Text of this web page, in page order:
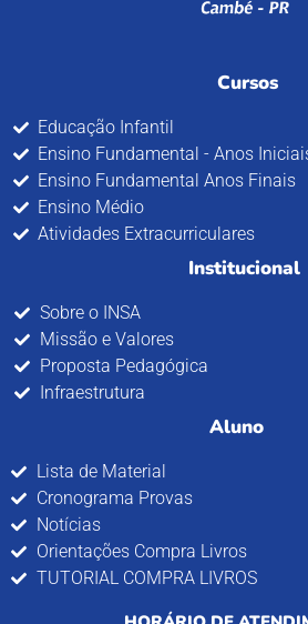
Cursos
Educação Infantil
Ensino Fundamental - Anos
Ensino Fundamental Anos Finais
Ensino Médio
Atividades Extracurriculares
Institucional
Sobre o INSA
Missão e Valores
Proposta Pedagógica
Infraestrutura
Aluno
Lista de Material
Cronograma Provas
Notícias
Orientações Compra Livros
TUTORIAL COMPRA LIVROS